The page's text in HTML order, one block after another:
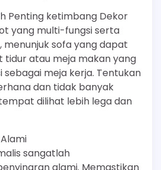
Penting ketimbang Dekor
yang multi-fungsi serta
menunjuk sofa yang dapat
tidur atau meja makan yang
sebagai meja kerja. Tentukan
dan tidak banyak
dilihat lebih lega dan
sangatlah